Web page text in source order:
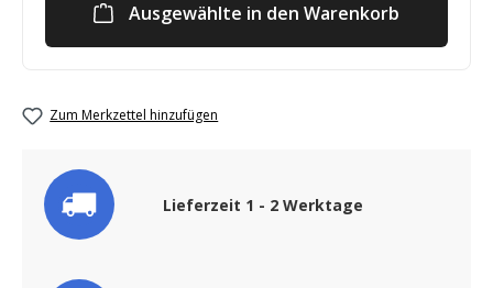
Ausgewählte in den Warenkorb
Zum Merkzettel hinzufügen
Lieferzeit 1 - 2 Werktage